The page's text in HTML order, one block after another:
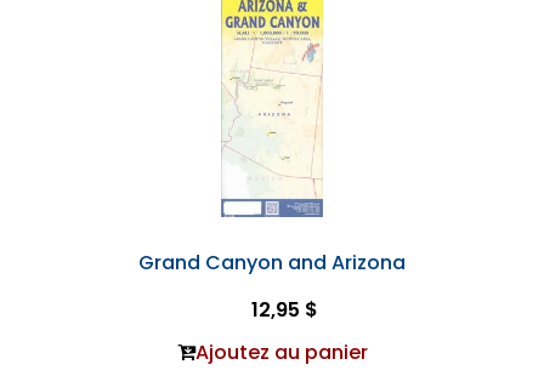
Grand Canyon and Arizona
12,95 $
Ajoutez au panier